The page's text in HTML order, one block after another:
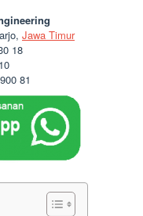
Jawa Timur
18
81